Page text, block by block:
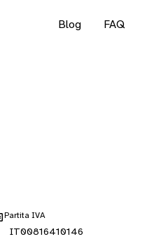
Blog FAQ
Partita IVA
IT00816410146